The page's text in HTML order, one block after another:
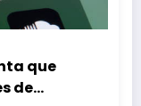
que
de